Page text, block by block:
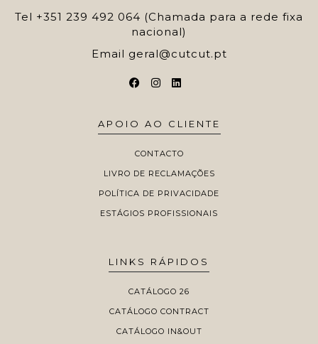
Tel +351 239 492 064 (Chamada para a rede fixa
nacional)
Email geral@cutcut.pt
APOIO AO CLIENTE
CONTACTO
LIVRO DE RECLAMAÇÕES
POLÍTICA DE PRIVACIDADE
ESTÁGIOS PROFISSIONAIS
LINKS RÁPIDOS
CATÁLOGO 26
CATÁLOGO CONTRACT
CATÁLOGO IN&OUT